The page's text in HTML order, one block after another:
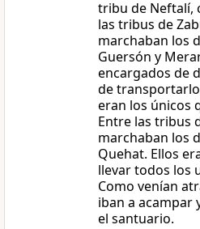
tribu de Neftalí,
las tribus de
marchaban los
Guersón y
encargados de
de
eran los únicos
Entre las tribus
marchaban los
Quehat. Ellos
llevar todos los
Como venían
iban a acampar
el santuario.